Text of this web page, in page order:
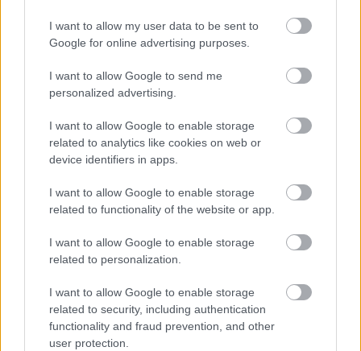
I want to allow my user data to be sent to
Google for online advertising purposes.
I want to allow Google to send me
personalized advertising.
I want to allow Google to enable storage
related to analytics like cookies on web or
device identifiers in apps.
I want to allow Google to enable storage
related to functionality of the website or app.
I want to allow Google to enable storage
related to personalization.
I want to allow Google to enable storage
related to security, including authentication
functionality and fraud prevention, and other
user protection.
cipőmet nézzem.
is többé-kevésbé éreznek) az, ami pluszba lendíti az
előadást, és hirtelen megvilágosodok: valójában
mintha éppen egy középkori királyi udvarban
néznék egy előadást, ahol acsepűrágók
(és felejtsd el
a kifejezés negatív felhangját) minden sallangtól
mentesen, egyszerű eszközökkel nyomják végig a
darabot. És bár néhány helyen megtörik a lendület,
talán túl egyszerűek is ezek a bizonyos eszközök, és
az alapanyagban több is volt, a figyelmet végig
leköti a reneszánsz szintézisének remake-je. Nyomot
viszont talán csak a szereplők energiája és lendülete
gyorsan legurulunk az előadás végén, fél 12, hűvös
van. Jut eszembe, máskor több lehetőséget a
többieknek!